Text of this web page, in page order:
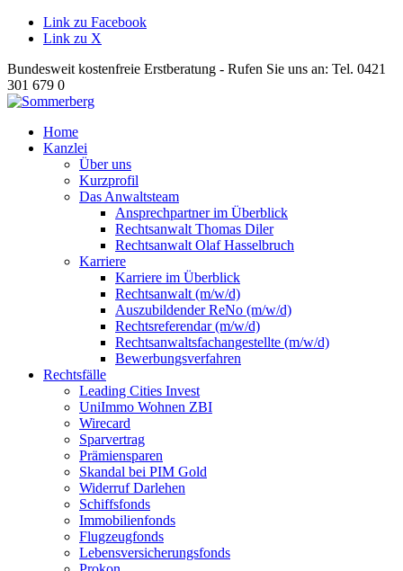
Link zu Facebook
Link zu X
Bundesweit kostenfreie Erstberatung - Rufen Sie uns an: Tel. 0421
301 679 0
Home
Kanzlei
Über uns
Kurzprofil
Das Anwaltsteam
Ansprechpartner im Überblick
Rechtsanwalt Thomas Diler
Rechtsanwalt Olaf Hasselbruch
Karriere
Karriere im Überblick
Rechtsanwalt (m/w/d)
Auszubildender ReNo (m/w/d)
Rechtsreferendar (m/w/d)
Rechtsanwaltsfachangestellte (m/w/d)
Bewerbungsverfahren
Rechtsfälle
Leading Cities Invest
UniImmo Wohnen ZBI
Wirecard
Sparvertrag
Prämiensparen
Skandal bei PIM Gold
Widerruf Darlehen
Schiffsfonds
Immobilienfonds
Flugzeugfonds
Lebens­versicherungsfonds